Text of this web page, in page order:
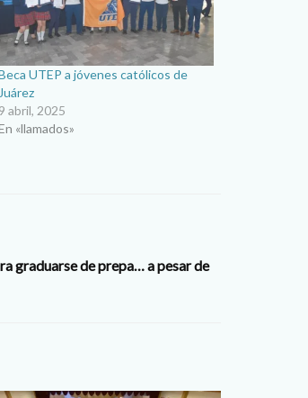
UTEP a jóvenes católicos de
Juárez
9 abril, 2025
«llamados»
graduarse de prepa… a pesar de